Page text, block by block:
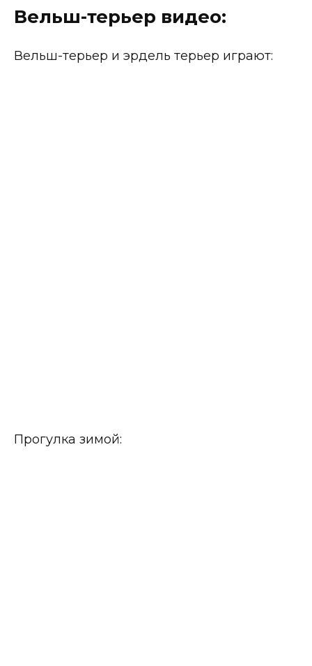
Вельш-терьер видео:
Вельш-терьер и эрдель терьер играют:
Прогулка зимой: